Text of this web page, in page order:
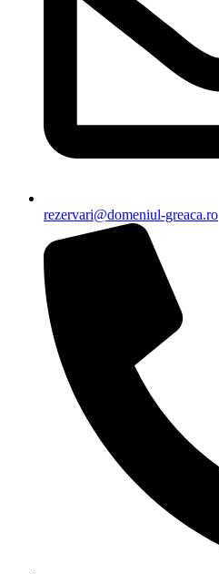
rezervari@domeniul-greaca.ro